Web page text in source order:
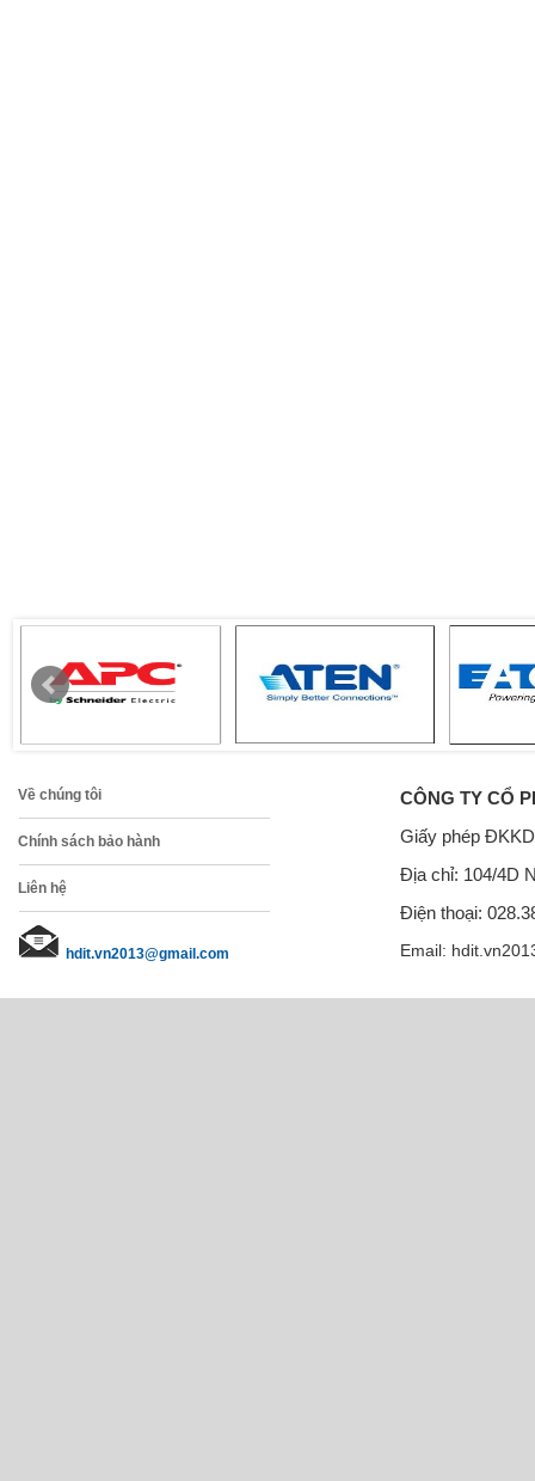
Về chúng tôi
Chính sách bảo hành
Liên hệ
hdit.vn2013@gmail.com
CÔNG TY CỔ
Giấy phép
Địa chỉ: 104/4D
Điện thoại:
Email: